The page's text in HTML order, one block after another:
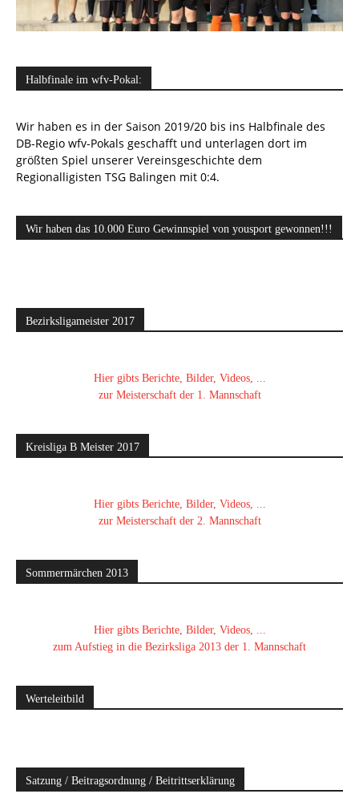
Halbfinale im wfv-Pokal:
Wir haben es in der Saison 2019/20 bis ins Halbfinale des
DB-Regio wfv-Pokals geschafft und unterlagen dort im
größten Spiel unserer Vereinsgeschichte dem
Regionalligisten TSG Balingen mit 0:4.
Wir haben das 10.000 Euro Gewinnspiel von yousport gewonnen!!!
Bezirksligameister 2017
Hier gibts Berichte, Bilder, Videos, ...
zur Meisterschaft der 1. Mannschaft
Kreisliga B Meister 2017
Hier gibts Berichte, Bilder, Videos, ...
zur Meisterschaft der 2. Mannschaft
Sommermärchen 2013
Hier gibts Berichte, Bilder, Videos, ...
zum Aufstieg in die Bezirksliga 2013 der 1. Mannschaft
Werteleitbild
Satzung / Beitragsordnung / Beitrittserklärung